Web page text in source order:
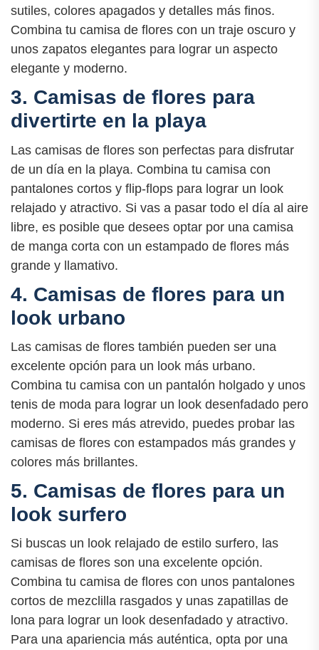
sutiles, colores apagados y detalles más finos.
Combina tu camisa de flores con un traje oscuro y
unos zapatos elegantes para lograr un aspecto
elegante y moderno.
3. Camisas de flores para
divertirte en la playa
Las camisas de flores son perfectas para disfrutar
de un día en la playa. Combina tu camisa con
pantalones cortos y flip-flops para lograr un look
relajado y atractivo. Si vas a pasar todo el día al aire
libre, es posible que desees optar por una camisa
de manga corta con un estampado de flores más
grande y llamativo.
4. Camisas de flores para un
look urbano
Las camisas de flores también pueden ser una
excelente opción para un look más urbano.
Combina tu camisa con un pantalón holgado y unos
tenis de moda para lograr un look desenfadado pero
moderno. Si eres más atrevido, puedes probar las
camisas de flores con estampados más grandes y
colores más brillantes.
5. Camisas de flores para un
look surfero
Si buscas un look relajado de estilo surfero, las
camisas de flores son una excelente opción.
Combina tu camisa de flores con unos pantalones
cortos de mezclilla rasgados y unas zapatillas de
lona para lograr un look desenfadado y atractivo.
Para una apariencia más auténtica, opta por una